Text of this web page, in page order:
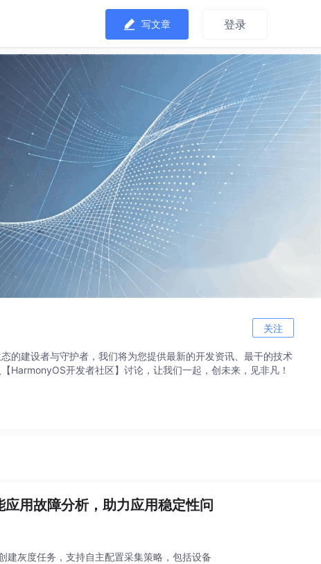
写文章 登录
关注
的建设者与守护者，我们将为您提供最新的开发资讯、最干的技术
HarmonyOS开发者社区】讨论，让我们一起，创未来，见非凡！
用故障分析，助力应用稳定性问
建灰度任务，支持自主配置采集策略，包括设备